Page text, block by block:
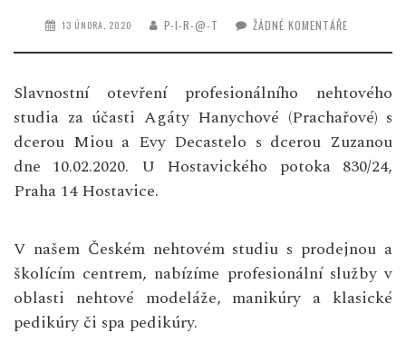
13 ÚNORA, 2020 P-I-R-@-T ŽÁDNÉ KOMENTÁŘE
Slavnostní otevření profesionálního nehtového
studia za účasti Agáty Hanychové (Prachařové) s
dcerou Miou a Evy Decastelo s dcerou Zuzanou
dne 10.02.2020. U Hostavického potoka 830/24,
Praha 14 Hostavice.
V našem Českém nehtovém studiu s prodejnou a
školícím centrem, nabízíme profesionální služby v
oblasti nehtové modeláže, manikúry a klasické
pedikúry či spa pedikúry.